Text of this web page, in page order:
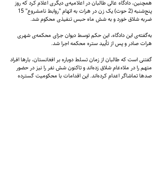
همچنین، دادگاه عالی طالبان در اعلامیه‌ی دیگری اعلام کرد که روز
پنج‌شنبه (2 حوت) یک زن در هرات به اتهام "روابط نامشروع" 15
ضربه شلاق خورد و به شش ماه حبس تنفیذی محکوم شد.
به‌گفته‌ی این دادگاه، این حکم توسط دیوان جزای محکمه‌ی شهری
هرات صادر و پس از تأیید ستره محکمه اجرا شد.
گفتنی است که طالبان از زمان تسلط دوباره بر افغانستان، بارها افراد
متهم را در ملاءعام شلاق زده‌اند و تاکنون شش نفر را نیز در حضور
صدها تماشاگر اعدام کرده‌اند. این اقدامات با محکومیت گسترده